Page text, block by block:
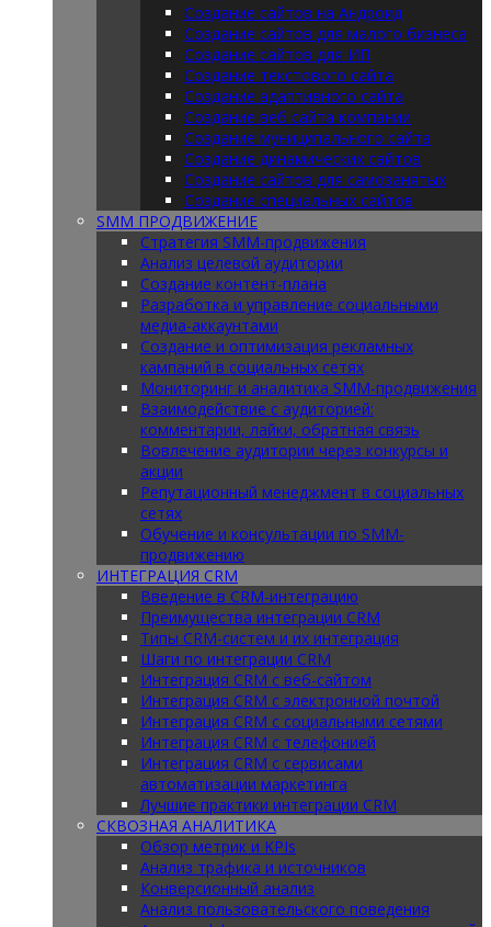
Создание сайтов на Андроид
Создание сайтов для малого бизнеса
Создание сайтов для ИП
Создание текстового сайта
Создание адаптивного сайта
Создание веб сайта компании
Создание муниципального сайта
Создание динамических сайтов
Создание сайтов для самозанятых
Создание специальных сайтов
SMM ПРОДВИЖЕНИЕ
Стратегия SMM-продвижения
Анализ целевой аудитории
Создание контент-плана
Разработка и управление социальными
медиа-аккаунтами
Создание и оптимизация рекламных
кампаний в социальных сетях
Мониторинг и аналитика SMM-продвижения
Взаимодействие с аудиторией:
комментарии, лайки, обратная связь
Вовлечение аудитории через конкурсы и
акции
Репутационный менеджмент в социальных
сетях
Обучение и консультации по SMM-
продвижению
ИНТЕГРАЦИЯ CRM
Введение в CRM-интеграцию
Преимущества интеграции CRM
Типы CRM-систем и их интеграция
Шаги по интеграции CRM
Интеграция CRM с веб-сайтом
Интеграция CRM с электронной почтой
Интеграция CRM с социальными сетями
Интеграция CRM с телефонией
Интеграция CRM с сервисами
автоматизации маркетинга
Лучшие практики интеграции CRM
СКВОЗНАЯ АНАЛИТИКА
Обзор метрик и KPIs
Анализ трафика и источников
Конверсионный анализ
Анализ пользовательского поведения